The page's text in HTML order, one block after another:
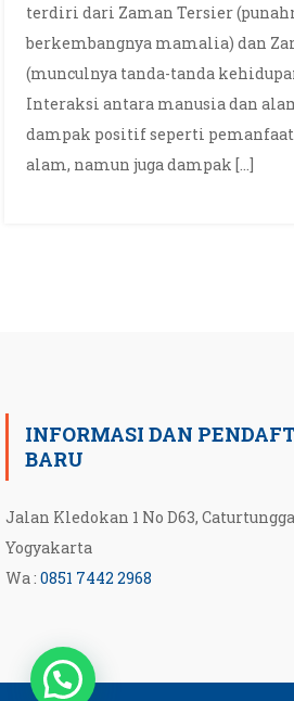
terdiri dari Zaman Tersier
berkembangnya mamalia) dan
(munculnya tanda-tanda
Interaksi antara manusia dan
dampak positif seperti
alam, namun juga dampak […]
INFORMASI DAN
BARU
Jalan Kledokan 1 No D63,
Yogyakarta
Wa : 0851 7442 2968